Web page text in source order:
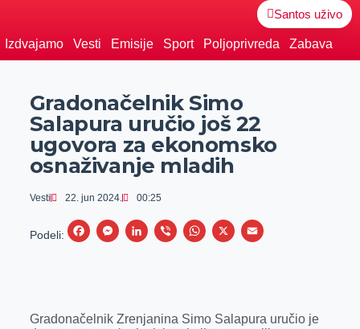
Santos uživo
Izdvajamo Vesti Emisije Sport Poljoprivreda Zabava
Gradonačelnik Simo
Salapura uručio još 22
ugovora za ekonomsko
osnaživanje mladih
Vesti 22. jun 2024. 00:25
Podeli:
F
b
M
e
L
e
V
r
W
s
X
E
l
Gradonačelnik Zrenjanina Simo Salapura uručio je